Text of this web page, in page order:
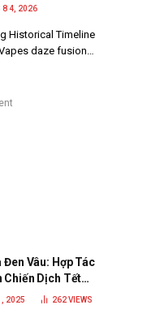
8 4, 2026
Historical Timeline
daze fusion…
Đen Vâu: Hợp Tác
Chiến Dịch Tết
Cảm Xúc “Vị Nhà”
2025 262VIEWS